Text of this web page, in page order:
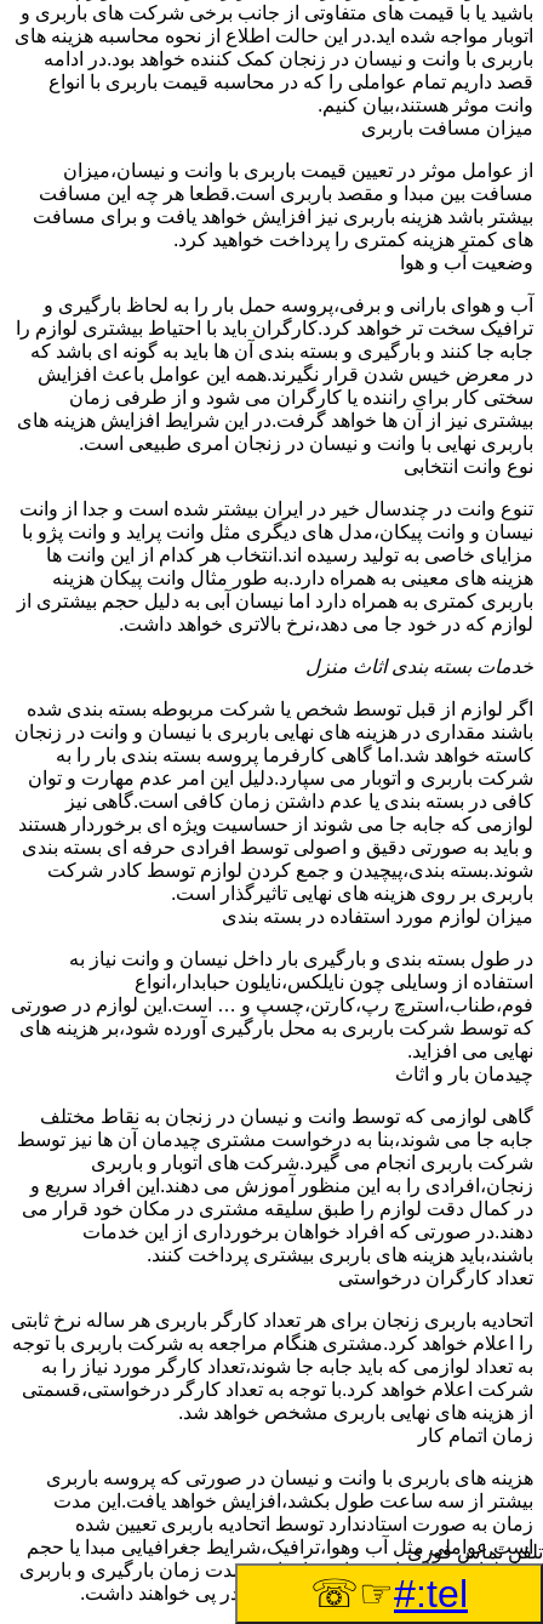
باشید یا با قیمت های متفاوتی از جانب برخی شرکت های باربری و
اتوبار مواجه شده اید.در این حالت اطلاع از نحوه محاسبه هزینه های
باربری با وانت و نیسان در زنجان کمک کننده خواهد بود.در ادامه
قصد داریم تمام عواملی را که در محاسبه قیمت باربری با انواع
وانت موثر هستند،بیان کنیم.
میزان مسافت باربری
از عوامل موثر در تعیین قیمت باربری با وانت و نیسان،میزان
مسافت بین مبدا و مقصد باربری است.قطعا هر چه این مسافت
بیشتر باشد هزینه باربری نیز افزایش خواهد یافت و برای مسافت
های کمتر هزینه کمتری را پرداخت خواهید کرد.
وضعیت آب و هوا
آب و هوای بارانی و برفی،پروسه حمل بار را به لحاظ بارگیری و
ترافیک سخت تر خواهد کرد.کارگران باید با احتیاط بیشتری لوازم را
جابه جا کنند و بارگیری و بسته بندی آن ها باید به گونه ای باشد که
در معرض خیس شدن قرار نگیرند.همه این عوامل باعث افزایش
سختی کار برای راننده یا کارگران می شود و از طرفی زمان
بیشتری نیز از آن ها خواهد گرفت.در این شرایط افزایش هزینه های
باربری نهایی با وانت و نیسان در زنجان امری طبیعی است.
نوع وانت انتخابی
تنوع وانت در چندسال خیر در ایران بیشتر شده است و جدا از وانت
نیسان و وانت پیکان،مدل های دیگری مثل وانت پراید و وانت پژو با
مزایای خاصی به تولید رسیده اند.انتخاب هر کدام از این وانت ها
هزینه های معینی به همراه دارد.به طور مثال وانت پیکان هزینه
باربری کمتری به همراه دارد اما نیسان آبی به دلیل حجم بیشتری از
لوازم که در خود جا می دهد،نرخ بالاتری خواهد داشت.
خدمات بسته بندی اثاث منزل
اگر لوازم از قبل توسط شخص یا شرکت مربوطه بسته بندی شده
باشند مقداری در هزینه های نهایی باربری با نیسان و وانت در زنجان
کاسته خواهد شد.اما گاهی کارفرما پروسه بسته بندی بار را به
شرکت باربری و اتوبار می سپارد.دلیل این امر عدم مهارت و توان
کافی در بسته بندی یا عدم داشتن زمان کافی است.گاهی نیز
لوازمی که جابه جا می شوند از حساسیت ویژه ای برخوردار هستند
و باید به صورتی دقیق و اصولی توسط افرادی حرفه ای بسته بندی
شوند.بسته بندی،پیچیدن و جمع کردن لوازم توسط کادر شرکت
باربری بر روی هزینه های نهایی تاثیرگذار است.
میزان لوازم مورد استفاده در بسته بندی
در طول بسته بندی و بارگیری بار داخل نیسان و وانت نیاز به
استفاده از وسایلی چون نایلکس،نایلون حبابدار،انواع
فوم،طناب،استرچ رپ،کارتن،چسپ و … است.این لوازم در صورتی
که توسط شرکت باربری به محل بارگیری آورده شود،بر هزینه های
نهایی می افزاید.
چیدمان بار و اثاث
گاهی لوازمی که توسط وانت و نیسان در زنجان به نقاط مختلف
جابه جا می شوند،بنا به درخواست مشتری چیدمان آن ها نیز توسط
شرکت باربری انجام می گیرد.شرکت های اتوبار و باربری
زنجان،افرادی را به این منظور آموزش می دهند.این افراد سریع و
در کمال دقت لوازم را طبق سلیقه مشتری در مکان خود قرار می
دهند.در صورتی که افراد خواهان برخورداری از این خدمات
باشند،باید هزینه های باربری بیشتری پرداخت کنند.
تعداد کارگران درخواستی
اتحادیه باربری زنجان برای هر تعداد کارگر باربری هر ساله نرخ ثابتی
را اعلام خواهد کرد.مشتری هنگام مراجعه به شرکت باربری با توجه
به تعداد لوازمی که باید جابه جا شوند،تعداد کارگر مورد نیاز را به
شرکت اعلام خواهد کرد.با توجه به تعداد کارگر درخواستی،قسمتی
از هزینه های نهایی باربری مشخص خواهد شد.
زمان اتمام کار
هزینه های باربری با وانت و نیسان در صورتی که پروسه باربری
بیشتر از سه ساعت طول بکشد،افزایش خواهد یافت.این مدت
زمان به صورت استادندارد توسط اتحادیه باربری تعیین شده
است.عواملی مثل آب وهوا،ترافیک،شرایط جغرافیایی مبدا یا حجم
زیاد لوازم ممکن است باعث افزایش مدت زمان بارگیری و باربری
شوند که افزایش هزینه های باربری را در پی خواهند داشت.
تعداد طبقات ساختمان مبدا و مقصد
تلفن تماس فوری
tel:#
☞☏